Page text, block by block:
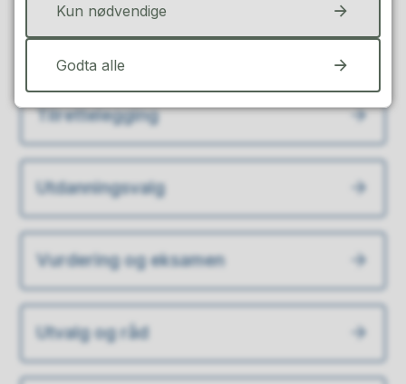
Fagtilbud
Tilrettelegging
Utdanningsvalg
Vurdering og eksamen
Utvalg og råd
Kun nødvendige
Godta alle